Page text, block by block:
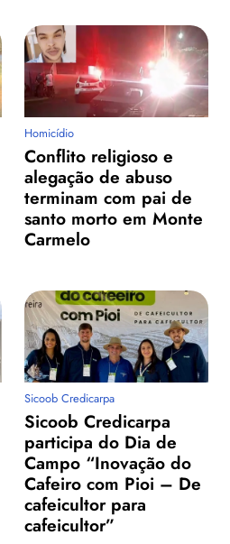
Homicídio
Conflito religioso e
alegação de abuso
terminam com pai de
santo morto em Monte
Carmelo
Sicoob Credicarpa
Sicoob Credicarpa
participa do Dia de
Campo “Inovação do
Cafeiro com Pioi – De
cafeicultor para
cafeicultor”